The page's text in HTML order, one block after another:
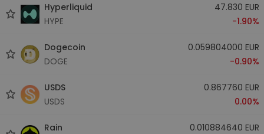
Hyperliquid
HYPE
47.830 EUR
-1.90%
Dogecoin
DOGE
0.059804000 EUR
-0.90%
USDS
USDS
0.867760 EUR
0.00%
Rain
0.010884640 EUR